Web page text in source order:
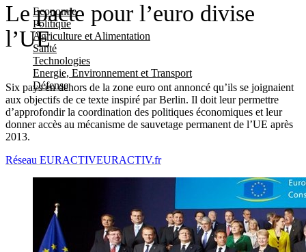
Economie
Politique
Agriculture et Alimentation
Santé
Technologies
Energie, Environnement et Transport
Défense
Le pacte pour l’euro divise
l’UE
Six pays en dehors de la zone euro ont annoncé qu’ils se joignaient
aux objectifs de ce texte inspiré par Berlin. Il doit leur permettre
d’approfondir la coordination des politiques économiques et leur
donner accès au mécanisme de sauvetage permanent de l’UE après
2013.
Réseau EURACTIVEURACTIV.fr